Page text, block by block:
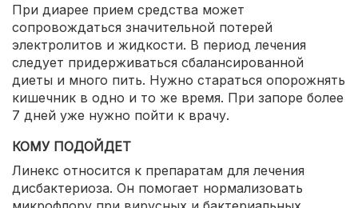
При диарее прием средства может
сопровождаться значительной потерей
электролитов и жидкости. В период лечения
следует придерживаться сбалансированной
диеты и много пить. Нужно стараться опорожнять
кишечник в одно и то же время. При запоре более
7 дней уже нужно пойти к врачу.
КОМУ ПОДОЙДЕТ
Линекс относится к препаратам для лечения
дисбактериоза. Он помогает нормализовать